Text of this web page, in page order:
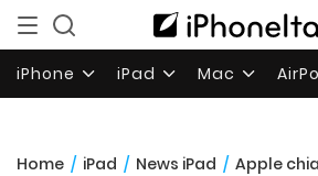
iPhone iPad Mac
Home / iPad / News iPad / Apple chiarisce